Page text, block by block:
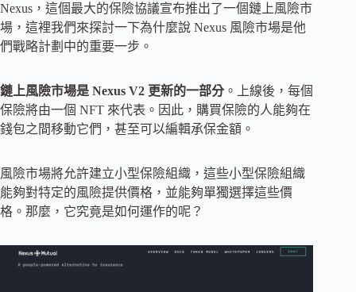
Nexus，這個最大的保險協議宣布推出了一個鏈上風險市
場，這裡我們來探討一下為什麼說 Nexus 風險市場是他
們戰略計劃中的重要一步。
鏈上風險市場是 Nexus V2 更新的一部分。上線後，每個
保險將由一個 NFT 來代表。因此，購買保險的人能夠在
錢包之間移動它們，甚至可以編輯承保金額。
風險市場將允許建立小型保險組織，這些小型保險組織
能夠對特定的風險提供價格，並能夠單獨選擇這些價
格。那麼，它究竟是如何運作的呢？